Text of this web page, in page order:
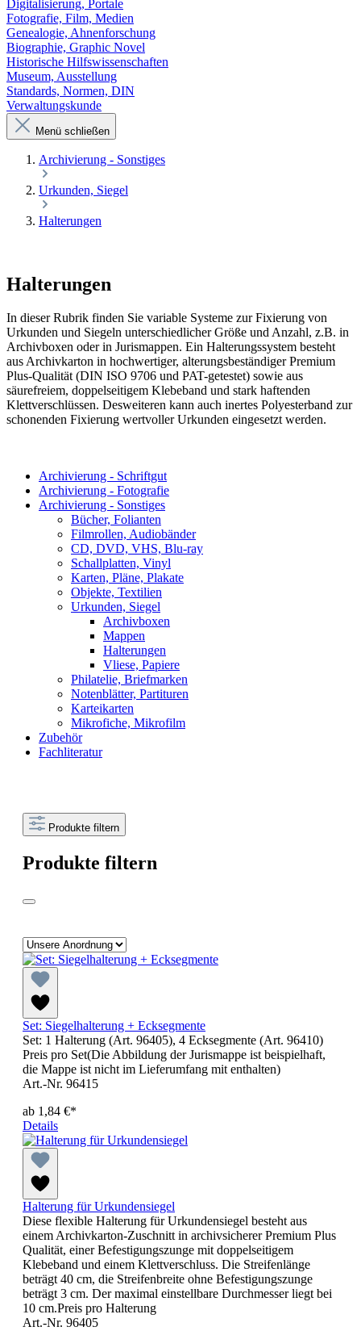
Digitalisierung, Portale
Fotografie, Film, Medien
Genealogie, Ahnenforschung
Biographie, Graphic Novel
Historische Hilfswissenschaften
Museum, Ausstellung
Standards, Normen, DIN
Verwaltungskunde
Menü schließen
Archivierung - Sonstiges
Urkunden, Siegel
Halterungen
Halterungen
In dieser Rubrik finden Sie variable Systeme zur Fixierung von
Urkunden und Siegeln unterschiedlicher Größe und Anzahl, z.B. in
Archivboxen oder in Jurismappen. Ein Halterungssystem besteht
aus Archivkarton in hochwertiger, alterungsbeständiger Premium
Plus-Qualität (DIN ISO 9706 und PAT-getestet) sowie aus
säurefreiem, doppelseitigem Klebeband und stark haftenden
Klettverschlüssen. Desweiteren kann auch inertes Polyesterband zur
schonenden Fixierung wertvoller Urkunden eingesetzt werden.
Archivierung - Schriftgut
Archivierung - Fotografie
Archivierung - Sonstiges
Bücher, Folianten
Filmrollen, Audiobänder
CD, DVD, VHS, Blu-ray
Schallplatten, Vinyl
Karten, Pläne, Plakate
Objekte, Textilien
Urkunden, Siegel
Archivboxen
Mappen
Halterungen
Vliese, Papiere
Philatelie, Briefmarken
Notenblätter, Partituren
Karteikarten
Mikrofiche, Mikrofilm
Zubehör
Fachliteratur
Produkte filtern
Produkte filtern
Set: Siegelhalterung + Ecksegmente
Set: 1 Halterung (Art. 96405), 4 Ecksegmente (Art. 96410)
Preis pro Set(Die Abbildung der Jurismappe ist beispielhaft,
die Mappe ist nicht im Lieferumfang mit enthalten)
Art.-Nr. 96415
ab 1,84 €*
Details
Halterung für Urkundensiegel
Diese flexible Halterung für Urkundensiegel besteht aus
einem Archivkarton-Zuschnitt in archivsicherer Premium Plus
Qualität, einer Befestigungszunge mit doppelseitigem
Klebeband und einem Klettverschluss. Die Streifenlänge
beträgt 40 cm, die Streifenbreite ohne Befestigungszunge
beträgt 3 cm. Der maximal einstellbare Durchmesser liegt bei
10 cm.Preis pro Halterung
Art.-Nr. 96405